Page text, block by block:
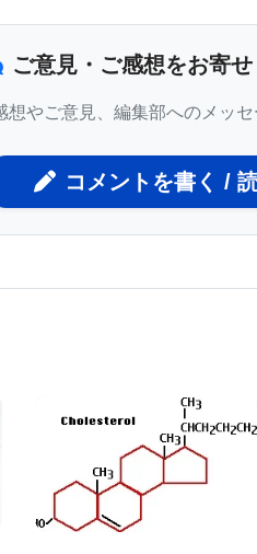
の模擬患者ケースを評価
判断すると考えていたが、
存」「検討」「交渉」の4
。しかし、ほとんどの参加
個々の側面を受け入れた医
」を改善するための
できないことに懸念を示
った。シバラマン氏は、
ご意見・ご感想をお寄
想やご意見、編集部へのメッセ
コメントを書く /
BIOMARKET JP